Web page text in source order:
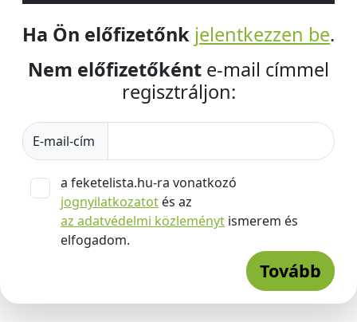
Ha Ön előfizetőnk jelentkezzen be.
Nem előfizetőként e-mail címmel
regisztráljon:
E-mail-cím
a feketelista.hu-ra vonatkozó
jognyilatkozatot és az
az adatvédelmi közleményt ismerem és
elfogadom.
Tovább